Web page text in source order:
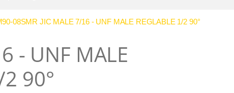
08SMR JIC MALE 7/16 - UNF MALE REGLABLE 1/2 90°
- UNF MALE
2 90°